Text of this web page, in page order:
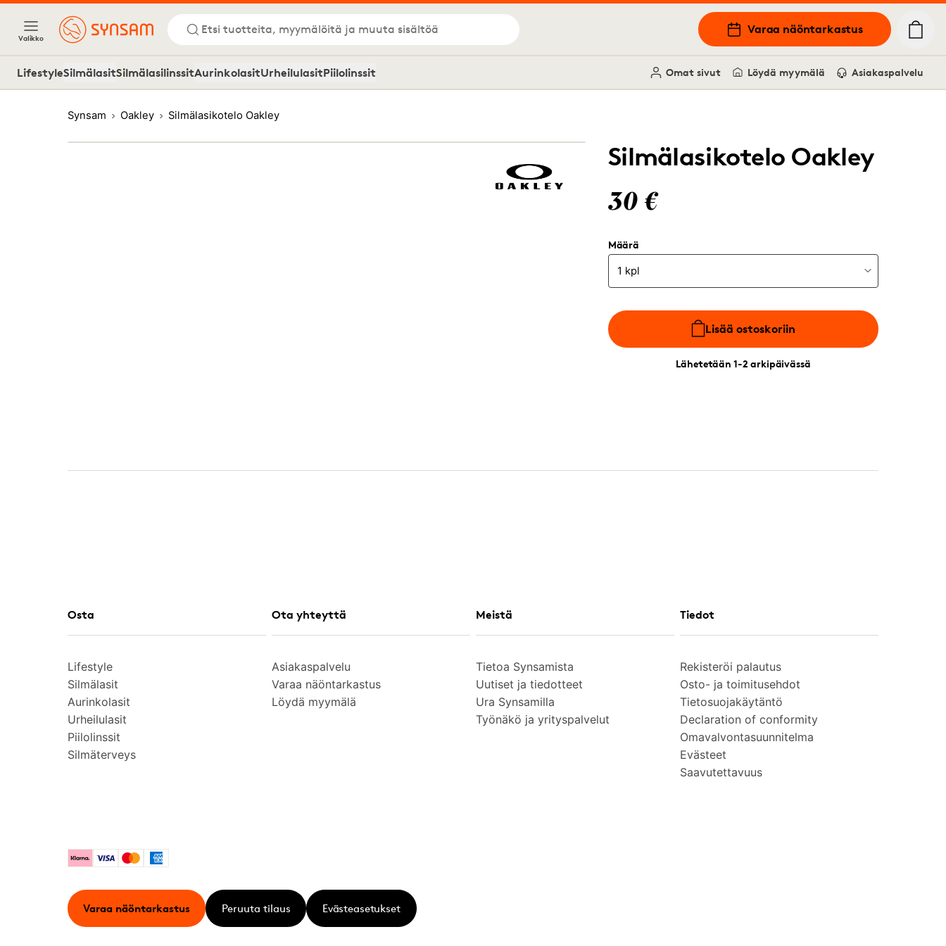
Valikko
Etsi tuotteita, myymälöitä ja muuta sisältöä Varaa näöntarkastus
LifestyleSilmälasitSilmälasilinssitAurinkolasitUrheilulasitPiilolinssit Omat sivut Löydä myymälä Asiakaspalvelu
Synsam Oakley Silmälasikotelo Oakley
Silmälasikotelo Oakley
30 €
Määrä
Lisää ostoskoriin
Lähetetään 1-2 arkipäivässä
Osta
Lifestyle
Silmälasit
Aurinkolasit
Urheilulasit
Piilolinssit
Silmäterveys
Ota yhteyttä
Asiakaspalvelu
Varaa näöntarkastus
Löydä myymälä
Meistä
Tietoa Synsamista
Uutiset ja tiedotteet
Ura Synsamilla
Työnäkö ja yrityspalvelut
Tiedot
Rekisteröi palautus
Osto- ja toimitusehdot
Tietosuojakäytäntö
Declaration of conformity
Omavalvontasuunnitelma
Evästeet
Saavutettavuus
KlarnaVisa MastercardAmerican Express
Varaa näöntarkastus Peruuta tilaus Evästeasetukset